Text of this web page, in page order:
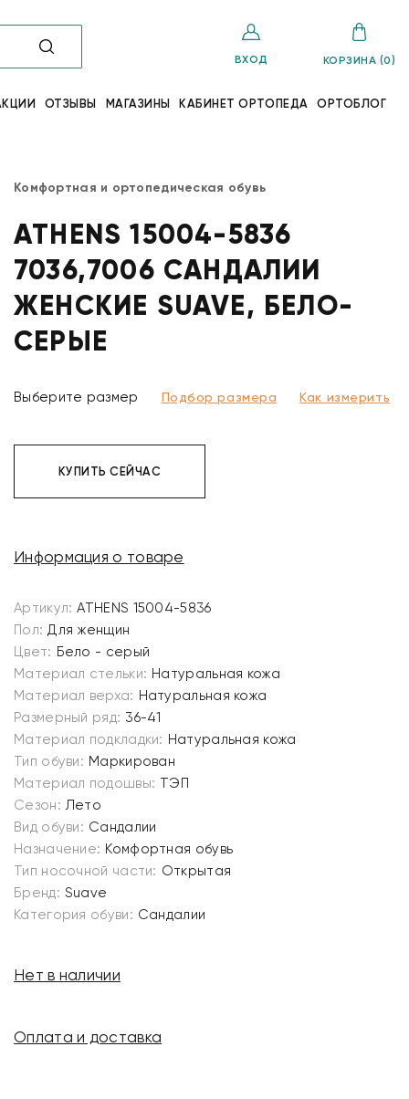
ВХОД КОРЗИНА (0)
ОТЗЫВЫ МАГАЗИНЫ КАБИНЕТ ОРТОПЕДА ОРТОБЛОГ
Комфортная и ортопедическая обувь
ATHENS 15004-5836
7036,7006 САНДАЛИИ
ЖЕНСКИЕ SUAVE, БЕЛО-
СЕРЫЕ
Выберите размер Подбор размера Как измерить
КУПИТЬ СЕЙЧАС
Информация о товаре
Артикул: ATHENS 15004-5836
Пол: Для женщин
Цвет: Бело - серый
Материал стельки: Натуральная кожа
Материал верха: Натуральная кожа
Размерный ряд: 36-41
Материал подкладки: Натуральная кожа
Тип обуви: Маркирован
Материал подошвы: ТЭП
Сезон: Лето
Вид обуви: Сандалии
Назначение: Комфортная обувь
Тип носочной части: Открытая
Бренд: Suave
Категория обуви: Сандалии
Нет в наличии
Оплата и доставка